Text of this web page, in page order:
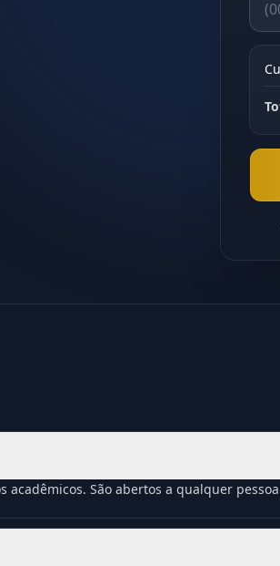
acadêmicos. São abertos a qualquer